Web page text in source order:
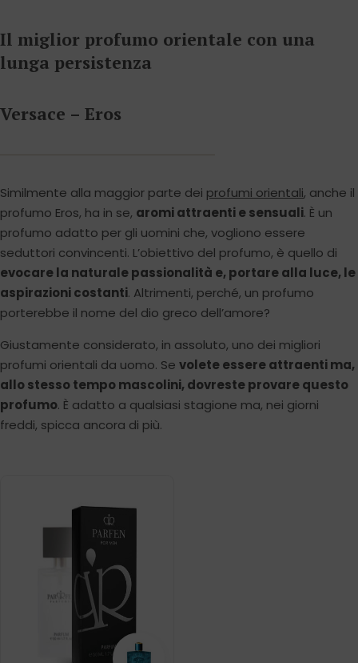
Il miglior profumo orientale con una
lunga persistenza
Versace – Eros
Similmente alla maggior parte dei profumi orientali, anche il
profumo Eros, ha in se, aromi attraenti e sensuali. È un
profumo adatto per gli uomini che, vogliono essere
seduttori convincenti. L’obiettivo del profumo, è quello di
evocare la naturale passionalità e, portare alla luce, le
aspirazioni costanti. Altrimenti, perché, un profumo
porterebbe il nome del dio greco dell’amore?
Giustamente considerato, in assoluto, uno dei migliori
profumi orientali da uomo. Se volete essere attraenti ma,
allo stesso tempo mascolini, dovreste provare questo
profumo. È adatto a qualsiasi stagione ma, nei giorni
freddi, spicca ancora di più.